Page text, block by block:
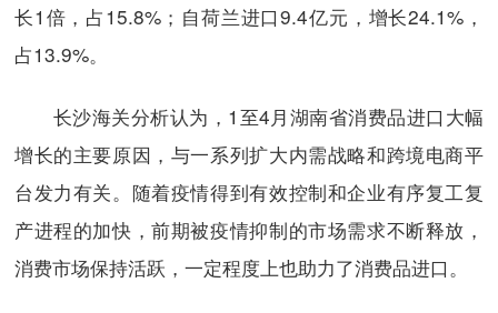
长1倍，占15.8%；自荷兰进口9.4亿元，增长24.1%，
占13.9%。
长沙海关分析认为，1至4月湖南省消费品进口大幅
增长的主要原因，与一系列扩大内需战略和跨境电商平
台发力有关。随着疫情得到有效控制和企业有序复工复
产进程的加快，前期被疫情抑制的市场需求不断释放，
消费市场保持活跃，一定程度上也助力了消费品进口。